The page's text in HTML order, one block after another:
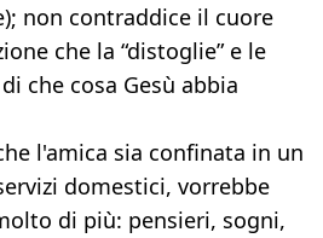
non contraddice il cuore
che la “distoglie” e le
che cosa Gesù abbia
l'amica sia confinata in un
domestici, vorrebbe
di più: pensieri, sogni,